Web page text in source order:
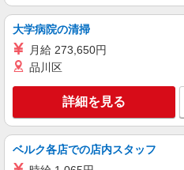
時給1,850円
東京都港区
駅
派遣社員
パーソルエクセルHRパートナーズ
オンラインシ
大学病院の清掃
月給 273,650円
品川区
詳細を見る
ベルク各店での店内スタッフ